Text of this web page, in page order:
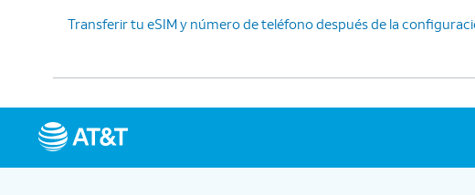
Transferir tu eSIM y número de teléfono después de la